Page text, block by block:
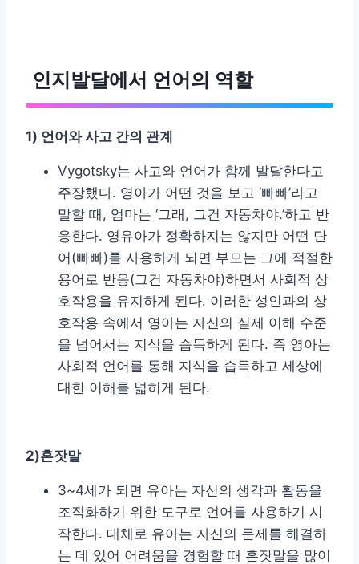
인지발달에서 언어의 역할
1) 언어와 사고 간의 관계
Vygotsky는 사고와 언어가 함께 발달한다고
주장했다. 영아가 어떤 것을 보고 ‘빠빠’라고
말할 때, 엄마는 ‘그래, 그건 자동차야.’하고 반
응한다. 영유아가 정확하지는 않지만 어떤 단
어(빠빠)를 사용하게 되면 부모는 그에 적절한
용어로 반응(그건 자동차야)하면서 사회적 상
호작용을 유지하게 된다. 이러한 성인과의 상
호작용 속에서 영아는 자신의 실제 이해 수준
을 넘어서는 지식을 습득하게 된다. 즉 영아는
사회적 언어를 통해 지식을 습득하고 세상에
대한 이해를 넓히게 된다.
2)혼잣말
3~4세가 되면 유아는 자신의 생각과 활동을
조직화하기 위한 도구로 언어를 사용하기 시
작한다. 대체로 유아는 자신의 문제를 해결하
는 데 있어 어려움을 경험할 때 혼잣말을 많이